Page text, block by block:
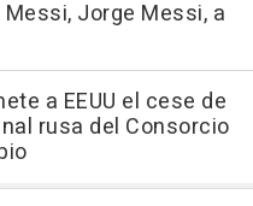
Jorge Messi, a
a EEUU el cese de
rusa del Consorcio